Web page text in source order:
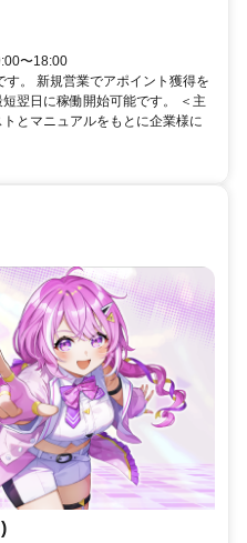
〜18:00
。 新規営業でアポイント獲得を
翌日に稼働開始可能です。 ＜主
とマニュアルをもとに企業様に